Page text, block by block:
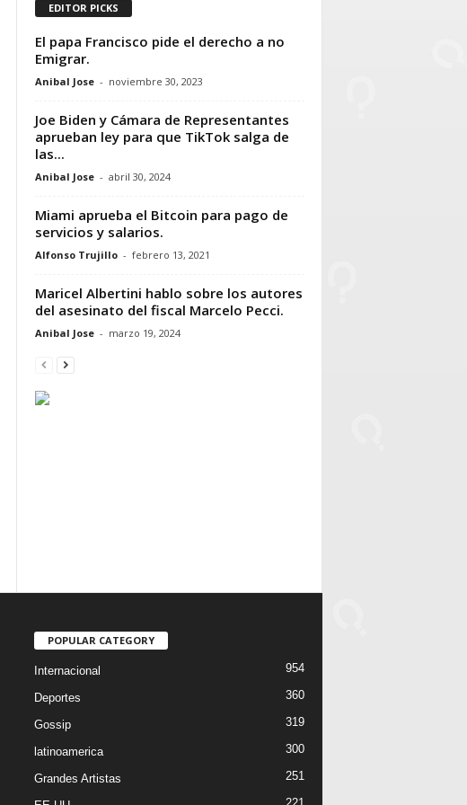
EDITOR PICKS
El papa Francisco pide el derecho a no
Emigrar.
Anibal Jose - noviembre 30, 2023
Joe Biden y Cámara de Representantes
aprueban ley para que TikTok salga de
las...
Anibal Jose - abril 30, 2024
Miami aprueba el Bitcoin para pago de
servicios y salarios.
Alfonso Trujillo - febrero 13, 2021
Maricel Albertini hablo sobre los autores
del asesinato del fiscal Marcelo Pecci.
Anibal Jose - marzo 19, 2024
POPULAR CATEGORY
Internacional 954
Deportes 360
Gossip 319
latinoamerica 300
Grandes Artistas 251